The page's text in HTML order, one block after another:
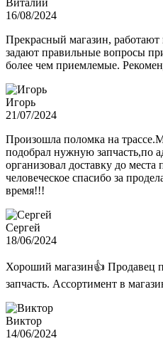
Виталий
16/08/2024
Прекрасный магазин,
задают правильные вопросы
более чем приемлемые.
Игорь
21/07/2024
Произошла поломка на
подобрал нужную запчасть,по
организовал доставку до
человеческое спасибо за
время!!!
Сергей
18/06/2024
Хороший магазин👍 Продавец
запчасть. Ассортимент в
Виктор
14/06/2024